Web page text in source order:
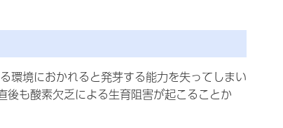
環境におかれると発芽する能力を失ってしまい
も酸素欠乏による生育阻害が起こることか